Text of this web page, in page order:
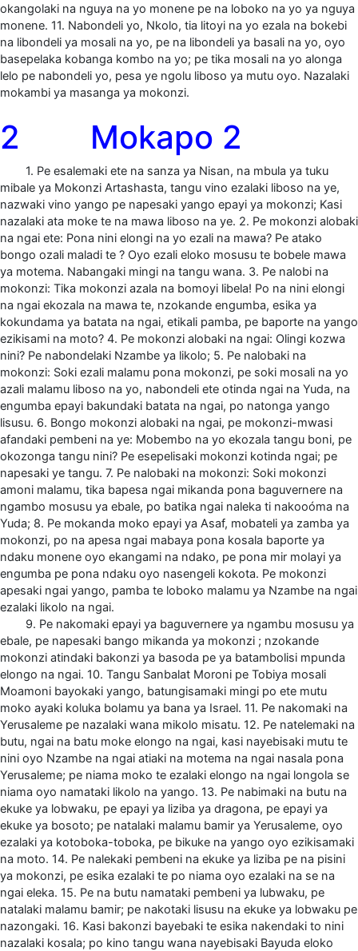
okangolaki na nguya na yo monene pe na loboko na yo ya nguya
monene. 11. Nabondeli yo, Nkolo, tia litoyi na yo ezala na bokebi
na libondeli ya mosali na yo, pe na libondeli ya basali na yo, oyo
basepelaka kobanga kombo na yo; pe tika mosali na yo alonga
lelo pe nabondeli yo, pesa ye ngolu liboso ya mutu oyo. Nazalaki
mokambi ya masanga ya mokonzi.
2 Mokapo 2
1. Pe esalemaki ete na sanza ya Nisan, na mbula ya tuku
mibale ya Mokonzi Artashasta, tangu vino ezalaki liboso na ye,
nazwaki vino yango pe napesaki yango epayi ya mokonzi; Kasi
nazalaki ata moke te na mawa liboso na ye. 2. Pe mokonzi alobaki
na ngai ete: Pona nini elongi na yo ezali na mawa? Pe atako
bongo ozali maladi te ? Oyo ezali eloko mosusu te bobele mawa
ya motema. Nabangaki mingi na tangu wana. 3. Pe nalobi na
mokonzi: Tika mokonzi azala na bomoyi libela! Po na nini elongi
na ngai ekozala na mawa te, nzokande engumba, esika ya
kokundama ya batata na ngai, etikali pamba, pe baporte na yango
ezikisami na moto? 4. Pe mokonzi alobaki na ngai: Olingi kozwa
nini? Pe nabondelaki Nzambe ya likolo; 5. Pe nalobaki na
mokonzi: Soki ezali malamu pona mokonzi, pe soki mosali na yo
azali malamu liboso na yo, nabondeli ete otinda ngai na Yuda, na
engumba epayi bakundaki batata na ngai, po natonga yango
lisusu. 6. Bongo mokonzi alobaki na ngai, pe mokonzi-mwasi
afandaki pembeni na ye: Mobembo na yo ekozala tangu boni, pe
okozonga tangu nini? Pe esepelisaki mokonzi kotinda ngai; pe
napesaki ye tangu. 7. Pe nalobaki na mokonzi: Soki mokonzi
amoni malamu, tika bapesa ngai mikanda pona baguvernere na
ngambo mosusu ya ebale, po batika ngai naleka ti nakooóma na
Yuda; 8. Pe mokanda moko epayi ya Asaf, mobateli ya zamba ya
mokonzi, po na apesa ngai mabaya pona kosala baporte ya
ndaku monene oyo ekangami na ndako, pe pona mir molayi ya
engumba pe pona ndaku oyo nasengeli kokota. Pe mokonzi
apesaki ngai yango, pamba te loboko malamu ya Nzambe na ngai
ezalaki likolo na ngai.
9. Pe nakomaki epayi ya baguvernere ya ngambu mosusu ya
ebale, pe napesaki bango mikanda ya mokonzi ; nzokande
mokonzi atindaki bakonzi ya basoda pe ya batambolisi mpunda
elongo na ngai. 10. Tangu Sanbalat Moroni pe Tobiya mosali
Moamoni bayokaki yango, batungisamaki mingi po ete mutu
moko ayaki koluka bolamu ya bana ya Israel. 11. Pe nakomaki na
Yerusaleme pe nazalaki wana mikolo misatu. 12. Pe natelemaki na
butu, ngai na batu moke elongo na ngai, kasi nayebisaki mutu te
nini oyo Nzambe na ngai atiaki na motema na ngai nasala pona
Yerusaleme; pe niama moko te ezalaki elongo na ngai longola se
niama oyo namataki likolo na yango. 13. Pe nabimaki na butu na
ekuke ya lobwaku, pe epayi ya liziba ya dragona, pe epayi ya
ekuke ya bosoto; pe natalaki malamu bamir ya Yerusaleme, oyo
ezalaki ya kotoboka-toboka, pe bikuke na yango oyo ezikisamaki
na moto. 14. Pe nalekaki pembeni na ekuke ya liziba pe na pisini
ya mokonzi, pe esika ezalaki te po niama oyo ezalaki na se na
ngai eleka. 15. Pe na butu namataki pembeni ya lubwaku, pe
natalaki malamu bamir; pe nakotaki lisusu na ekuke ya lobwaku pe
nazongaki. 16. Kasi bakonzi bayebaki te esika nakendaki to nini
nazalaki kosala; po kino tangu wana nayebisaki Bayuda eloko